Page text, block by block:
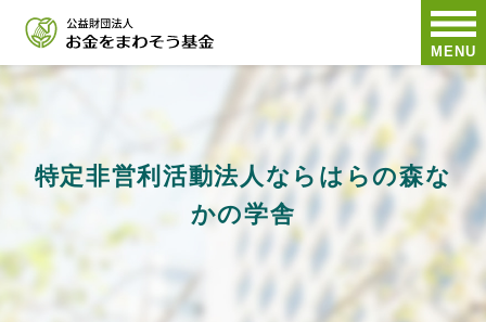
MENU
特定非営利活動法人ならはらの森な
かの学舎